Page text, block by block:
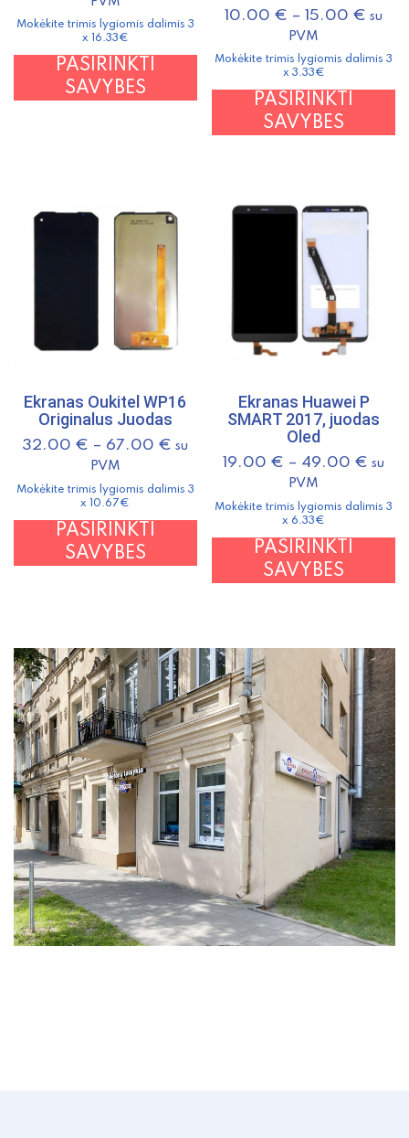
Mokėkite trimis lygiomis dalimis 3
x 16.33€
PASIRINKTI
SAVYBES
This
product
multiple
options
product
10.00 € –15.00 € su
PVM
Mokėkite trimis lygiomis dalimis 3
x 3.33€
PASIRINKTI
SAVYBES
Ekranas Oukitel WP16
Originalus Juodas
32.00 € – 67.00 € su
PVM
Mokėkite trimis lygiomis dalimis 3
x 10.67€
PASIRINKTI
SAVYBES
product
The
options
may
be
chosen
on
the
product
page
Ekranas Huawei P
SMART 2017, juodas
Oled
19.00 € – 49.00 € su
PVM
Mokėkite trimis lygiomis dalimis 3
x 6.33€
PASIRINKTI
SAVYBES